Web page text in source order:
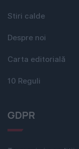
Stiri calde
Despre noi
Carta editorială
10 Reguli
GDPR